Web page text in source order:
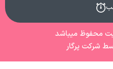
محفوظ میباشد
شرکت پرگار